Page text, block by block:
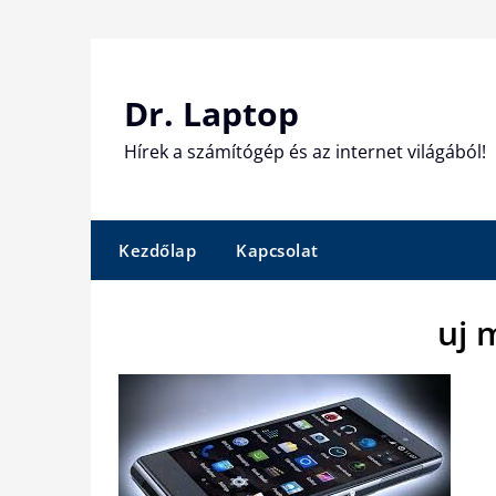
Dr. Laptop
Hírek a számítógép és az internet világából!
Kezdőlap Kapcsolat
uj